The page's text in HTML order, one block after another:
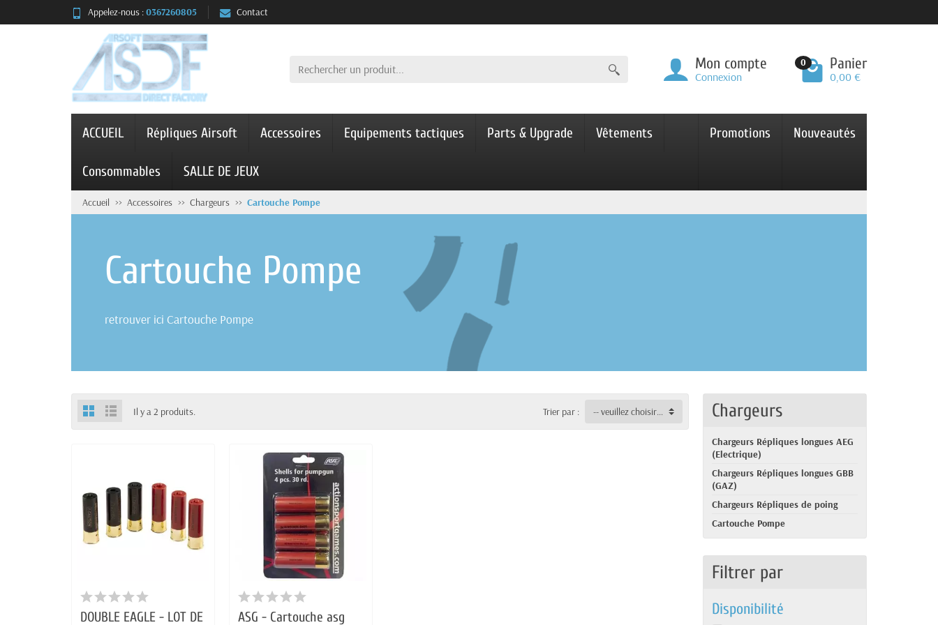
Appelez-nous :0367260805 Contact
Mon compte
Connexion
0 Panier
0,00 €
ACCUEIL Répliques Airsoft Accessoires Equipements tactiques Parts & Upgrade Vêtements
Consommables SALLE DE JEUX
Promotions Nouveautés
Accueil Accessoires Chargeurs Cartouche Pompe
Cartouche Pompe
retrouver ici Cartouche Pompe
Il y a 2 produits. Trier par : -- veuillez choisir --
DOUBLE EAGLE - LOT DE
ASG - Cartouche asg
Chargeurs
Chargeurs Répliques longues AEG
(Electrique)
Chargeurs Répliques longues GBB
(GAZ)
Chargeurs Répliques de poing
Cartouche Pompe
Filtrer par
Disponibilité